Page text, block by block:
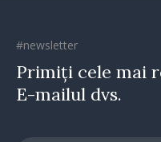
#newsletter
Primiți cele mai
E-mailul dvs.